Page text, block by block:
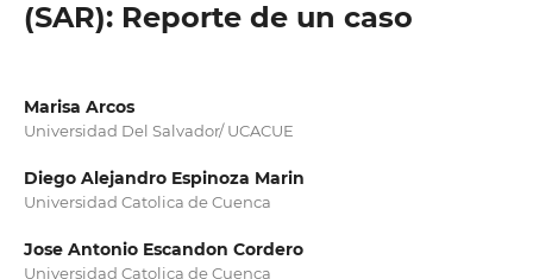
(SAR): Reporte de un caso
Marisa Arcos
Universidad Del Salvador/ UCACUE
Diego Alejandro Espinoza Marin
Universidad Catolica de Cuenca
Jose Antonio Escandon Cordero
Universidad Catolica de Cuenca